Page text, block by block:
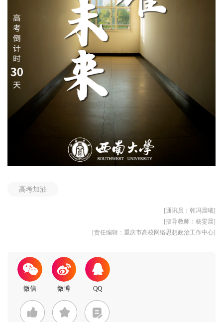
高考加油
[通讯员：韩冯晨曦]
[指导教师：杨雯晨]
[责任编辑：重庆市高校网络思想政治工作中心]